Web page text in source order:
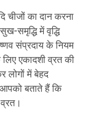
चीजों का दान करना
समृद्धि में वृद्धि
संप्रदाय के नियम
एकादशी व्रत की
लोगों में बेहद
बताते हैं कि